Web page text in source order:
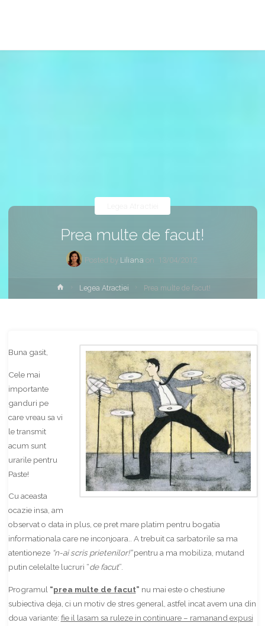
Prea multe de facut!
Posted by Liliana on 13/04/2012
HomeLegea Atractiei Prea multe de facut!
Buna gasit,
Cele mai
importante
ganduri pe
care vreau sa vi
le transmit
acum sunt
urarile pentru
Paste!
Cu aceasta
ocazie insa, am
observat o data in plus, ce pret mare platim pentru bogatia
informationala care ne inconjoara.. A trebuit ca sarbatorile sa ma
atentioneze “n-ai scris prietenilor!”pentru a ma mobiliza, mutand
putin celelalte lucruri “de facut”.
Programul “prea multe de facut” nu mai este o chestiune
subiectiva deja, ci un motiv de stres general, astfel incat avem una din
doua variante: fie il lasam sa ruleze in continuare – ramanand expusi